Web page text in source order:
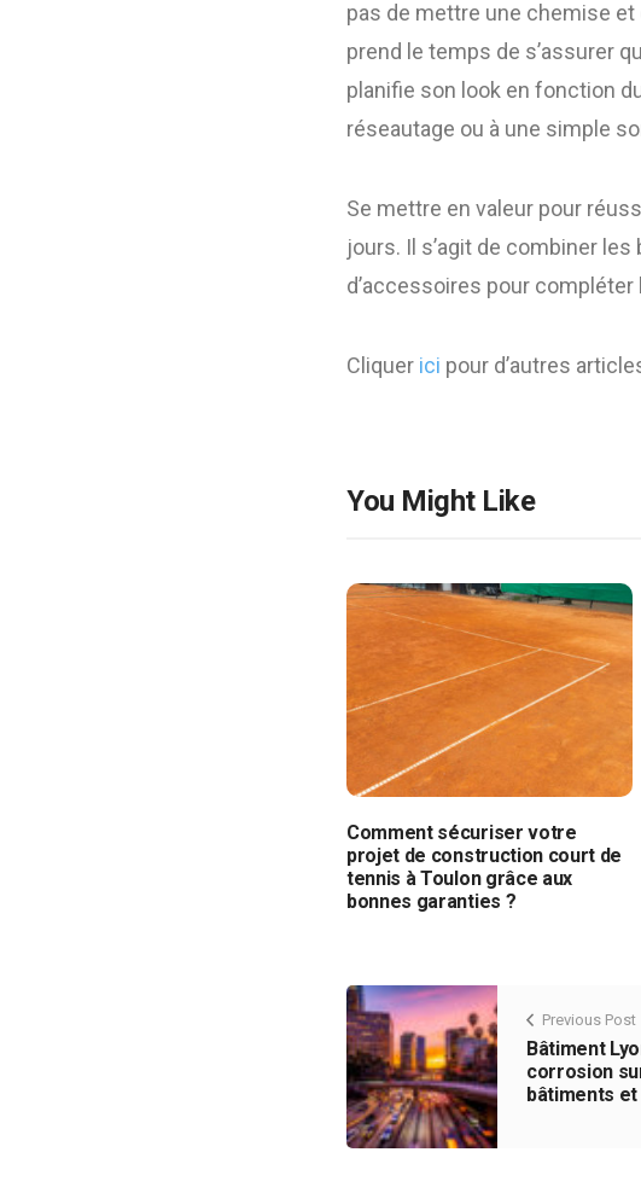
pas de mettre une chemise et
prend le temps de s’assurer
planifie son look en fonction
réseautage ou à une simple
Se mettre en valeur pour
jours. Il s’agit de combiner
d’accessoires pour compléter
Cliquer ici pour d’autres
You Might Like
Comment sécuriser votre
projet de construction court de
tennis à Toulon grâce aux
bonnes garanties ?
Previous Post
Bâtiment
corrosion
bâtiments